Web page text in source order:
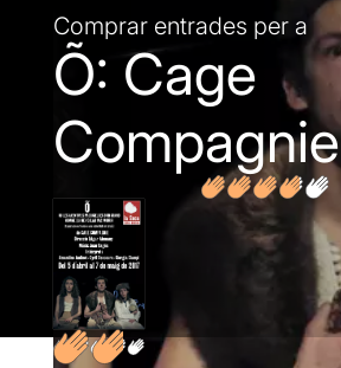
Comprar entrades per a
Õ: Cage
Compagnie